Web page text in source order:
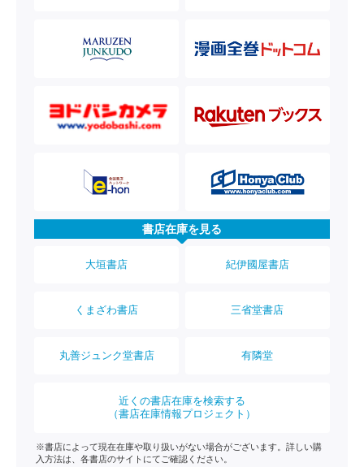
書店在庫を見る
大垣書店 紀伊國屋書店
くまざわ書店 三省堂書店
丸善ジュンク堂書店 有隣堂
近くの書店在庫を検索する
（書店在庫情報プロジェクト）
※書店によって現在在庫や取り扱いがない場合がございます。詳しい購
入方法は、各書店のサイトにてご確認ください。